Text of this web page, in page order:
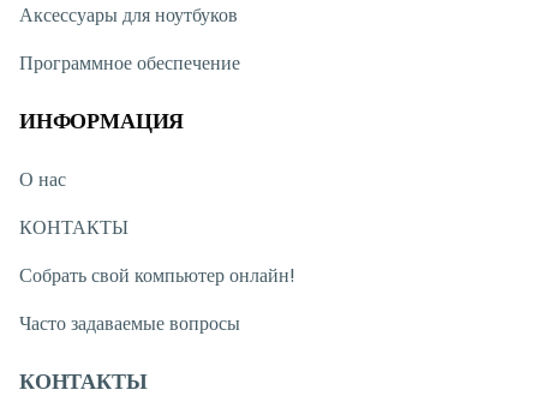
Аксессуары для ноутбуков
Программное обеспечение
ИНФОРМАЦИЯ
О нас
КОНТАКТЫ
Собрать свой компьютер онлайн!
Часто задаваемые вопросы
КОНТАКТЫ